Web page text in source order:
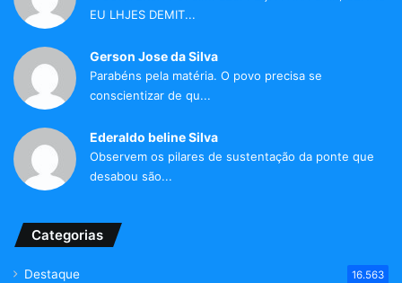
EU LHJES DEMIT...
Gerson Jose da Silva
Parabéns pela matéria. O povo precisa se
conscientizar de qu...
Ederaldo beline Silva
Observem os pilares de sustentação da ponte que
desabou são...
Categorias
Destaque 16.563